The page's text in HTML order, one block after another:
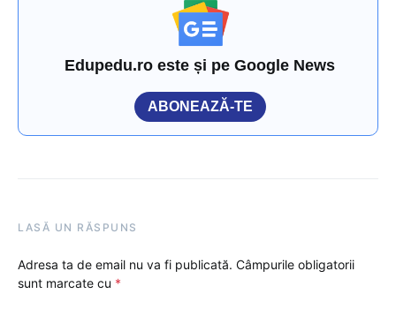
Edupedu.ro este și pe Google News
ABONEAZĂ-TE
LASĂ UN RĂSPUNS
Adresa ta de email nu va fi publicată. Câmpurile obligatorii
sunt marcate cu *